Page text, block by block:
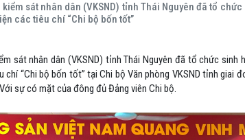
sát nhân dân (VKSND) tỉnh Thái Nguyên đã tổ
các tiêu chí “Chi bộ bốn tốt”
sát nhân dân (VKSND) tỉnh Thái Nguyên đã tổ chức sinh
“Chi bộ bốn tốt” tại Chi bộ Văn phòng VKSND tỉnh giai
sự có mặt của đông đủ Đảng viên Chi bộ.